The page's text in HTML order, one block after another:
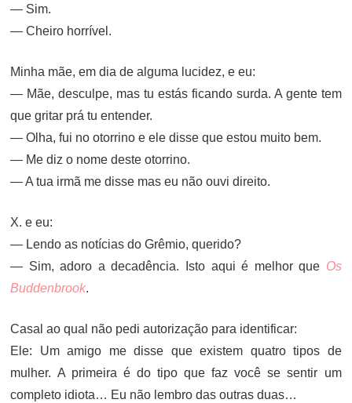
— Sim.
— Cheiro horrível.
Minha mãe, em dia de alguma lucidez, e eu:
— Mãe, desculpe, mas tu estás ficando surda. A gente tem
que gritar prá tu entender.
— Olha, fui no otorrino e ele disse que estou muito bem.
— Me diz o nome deste otorrino.
— A tua irmã me disse mas eu não ouvi direito.
X. e eu:
— Lendo as notícias do Grêmio, querido?
— Sim, adoro a decadência. Isto aqui é melhor que Os
Buddenbrook.
Casal ao qual não pedi autorização para identificar:
Ele: Um amigo me disse que existem quatro tipos de
mulher. A primeira é do tipo que faz você se sentir um
completo idiota… Eu não lembro das outras duas…